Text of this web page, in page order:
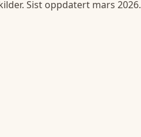
Sist oppdatert mars 2026.